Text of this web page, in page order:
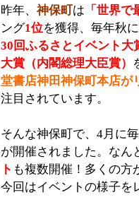
昨年、神保町は 「世界
ング1位を獲得、毎年秋
30回ふるさとイベント
大賞（内閣総理大臣賞）
堂書店神田神保町本店が
注目されています。
そんな神保町で、4月に
が開催されました。なん
ト も複数開催！多くの方
今回はイベントの様子を